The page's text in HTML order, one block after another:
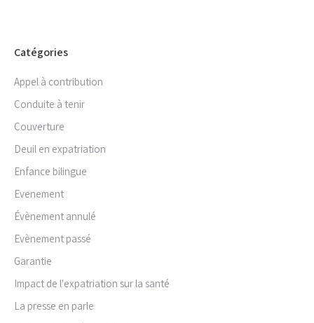
Catégories
Appel à contribution
Conduite à tenir
Couverture
Deuil en expatriation
Enfance bilingue
Evenement
Évènement annulé
Evènement passé
Garantie
Impact de l'expatriation sur la santé
La presse en parle